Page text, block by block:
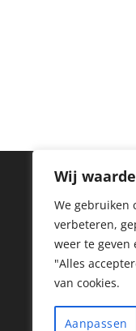
Wij
We gebruiken
verbeteren,
weer te geven
"Alles
van cookies.
Aanpassen